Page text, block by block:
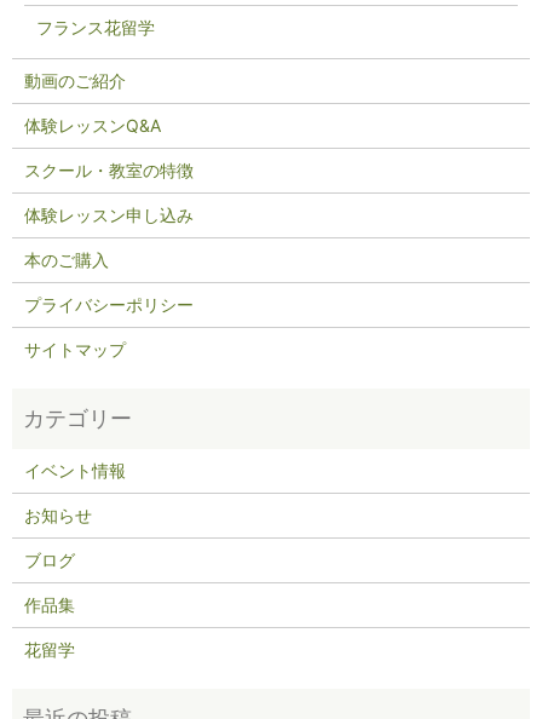
フランス花留学
動画のご紹介
体験レッスンQ&A
スクール・教室の特徴
体験レッスン申し込み
本のご購入
プライバシーポリシー
サイトマップ
イベント情報
お知らせ
ブログ
作品集
花留学